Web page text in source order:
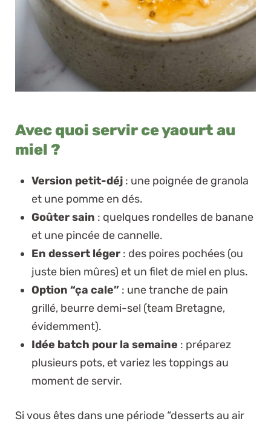
Avec quoi servir ce yaourt au
miel ?
Version petit-déj : une poignée de granola
et une pomme en dés.
Goûter sain : quelques rondelles de banane
et une pincée de cannelle.
En dessert léger : des poires pochées (ou
juste bien mûres) et un filet de miel en plus.
Option “ça cale” : une tranche de pain
grillé, beurre demi-sel (team Bretagne,
évidemment).
Idée batch pour la semaine : préparez
plusieurs pots, et variez les toppings au
moment de servir.
Si vous êtes dans une période “desserts au air